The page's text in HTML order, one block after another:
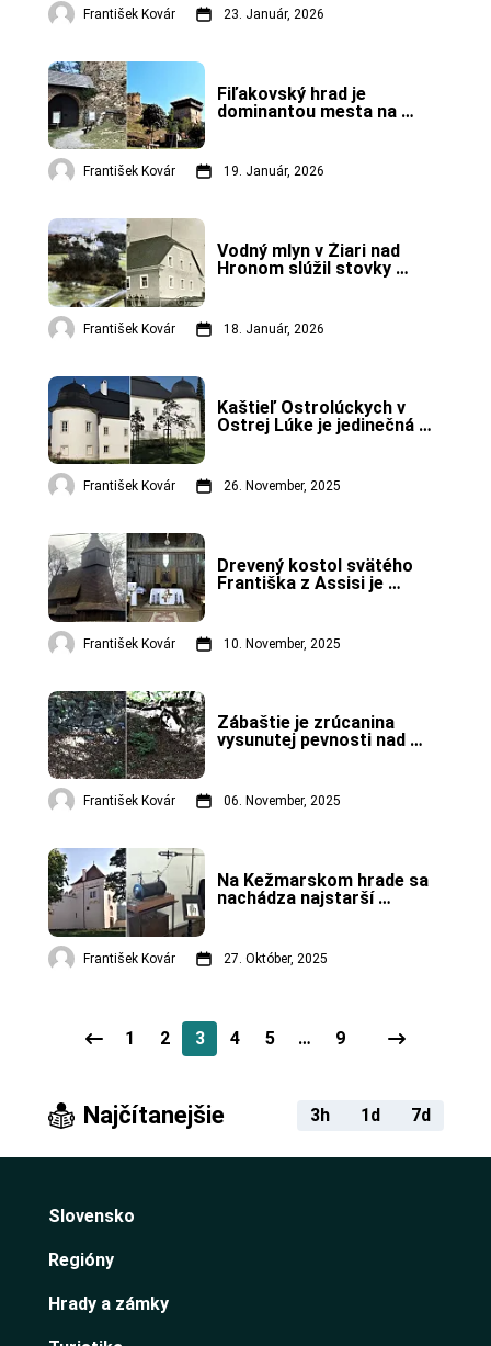
František Kovár 23. Január, 2026
Fiľakovský hrad je
dominantou mesta na
František Kovár 19. Január, 2026
Vodný mlyn v Žiari nad
Hronom slúžil stovky
František Kovár 18. Január, 2026
Kaštieľ Ostrolúckych v
Ostrej Lúke je jedinečná
František Kovár 26. November, 2025
Drevený kostol svätého
Františka z Assisi je
František Kovár 10. November, 2025
Zábaštie je zrúcanina
vysunutej pevnosti nad
František Kovár 06. November, 2025
Na Kežmarskom hrade sa
nachádza najstarší
František Kovár 27. Október, 2025
1 2 3 4 5 … 9
Najčítanejšie 3h 1d 7d
Slovensko
Regióny
Hrady a zámky